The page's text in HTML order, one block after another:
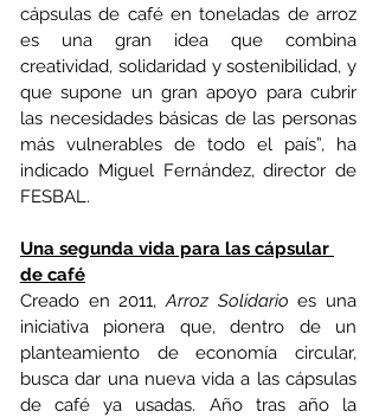
cápsulas de café en toneladas de arroz
es una gran idea que combina
creatividad, solidaridad y sostenibilidad, y
que supone un gran apoyo para cubrir
las necesidades básicas de las personas
más vulnerables de todo el país”, ha
indicado Miguel Fernández, director de
FESBAL.
Una segunda vida para las cápsular
de café
Creado en 2011, Arroz Solidario es una
iniciativa pionera que, dentro de un
planteamiento de economía circular,
busca dar una nueva vida a las cápsulas
de café ya usadas. Año tras año la